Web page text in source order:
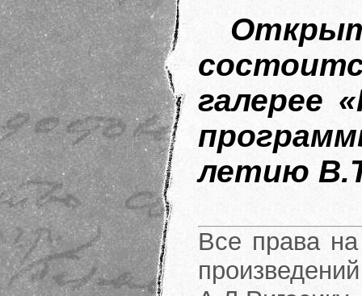
галерее
летию
Все права на